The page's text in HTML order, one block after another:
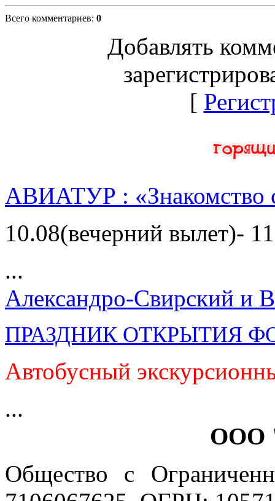
Всего комментариев: 0
Добавлять
[
АВИАТУР : «Знакомство
10.08(вечерний вылет)-
...
Александро-Свирский и
ПРАЗДНИК ОТКРЫТИЯ
Автобусный
...
ООО
Общество с